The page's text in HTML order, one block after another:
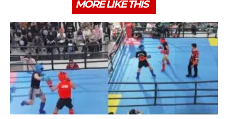
MORE LIKE THIS